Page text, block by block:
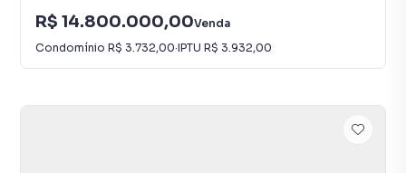
R$ 14.800.000,00Venda
Condomínio R$ 3.732,00·IPTU R$ 3.932,00